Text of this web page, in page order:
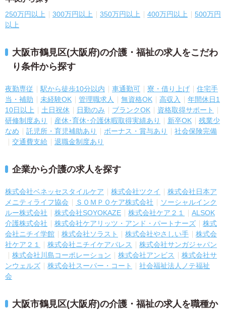
250万円以上 300万円以上 350万円以上 400万円以上
500万円
以上
大阪市鶴見区(大阪府)の介護・福祉の求人をこだわ
り条件から探す
夜勤専従 駅から徒歩10分以内 車通勤可 寮・借り上げ
住宅手
当・補助
未経験OK 管理職求人 無資格OK 高収入
年間休日1
10日以上
土日祝休 日勤のみ ブランクOK
資格取得サポート
研修制度あり
産休･育休･介護休暇取得実績あり 新卒OK
残業少
なめ
託児所・育児補助あり ボーナス・賞与あり
社会保険完備
交通費支給
退職金制度あり
企業から介護の求人を探す
株式会社ベネッセスタイルケア 株式会社ツクイ
株式会社日本ア
メニティライフ協会
ＳＯＭＰＯケア株式会社
ソーシャルインク
ルー株式会社
株式会社SOYOKAZE 株式会社ケア２１
ALSOK
介護株式会社
株式会社ケアリッツ・アンド・パートナーズ
株式
会社ニチイ学館
株式会社ソラスト 株式会社やさしい手
株式会
社ケア２１
株式会社ニチイケアパレス
株式会社サンガジャパン
株式会社川島コーポレーション
株式会社アンビス
株式会社サ
ンウェルズ
株式会社スーパー・コート
社会福祉法人ノテ福祉
会
大阪市鶴見区(大阪府)の介護・福祉の求人を職種か